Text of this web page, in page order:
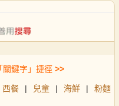
關鍵字」捷徑 >>
西餐 | 兒童 | 海鮮 |
粉麵